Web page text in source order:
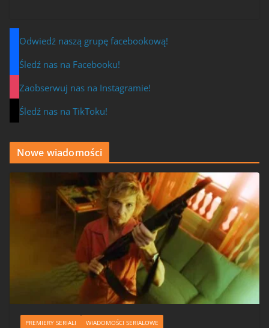
Odwiedź naszą grupę facebookową!
Śledź nas na Facebooku!
Zaobserwuj nas na Instagramie!
Śledź nas na TikToku!
Nowe wiadomości
PREMIERY SERIALI WIADOMOŚCI SERIALOWE